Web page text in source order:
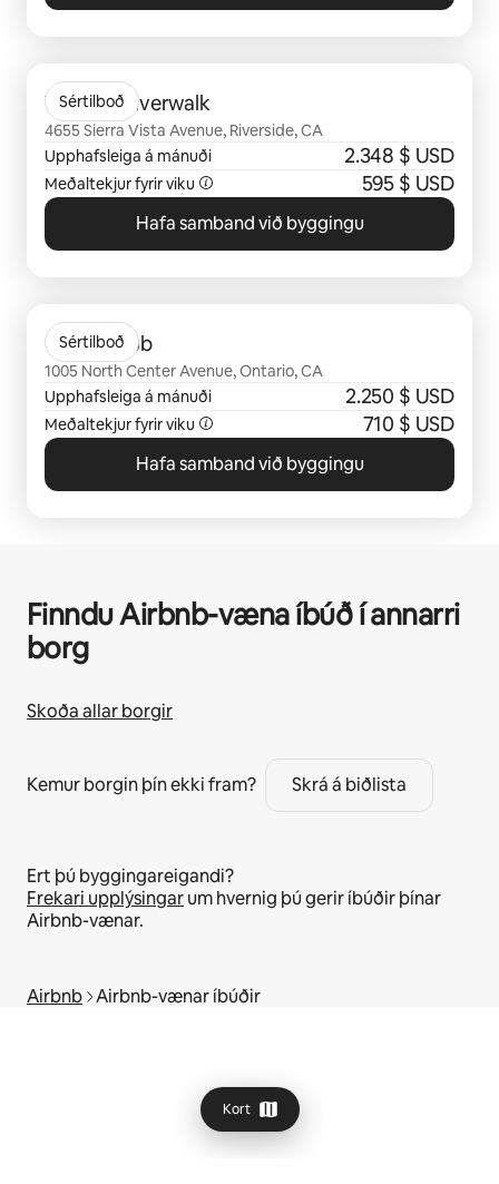
Sértilboð
Viano at Riverwalk
4655 Sierra Vista Avenue, Riverside, CA
Upphafsleiga á mánuði
2.348 $ USD
Meðaltekjur fyrir viku 595 $ USD
Hafa samband við byggingu
Sértilboð
Centre Club
1005 North Center Avenue, Ontario, CA
Upphafsleiga á mánuði
2.250 $ USD
Meðaltekjur fyrir viku 710 $ USD
Hafa samband við byggingu
Kort
Finndu Airbnb-væna íbúð í annarri
borg
Skoða allar borgir
Kemur borgin þín ekki fram? Skrá á biðlista
Ert þú byggingareigandi?
Frekari upplýsingarum hvernig þú gerir íbúðir þínar
Airbnb-vænar.
Airbnb Airbnb-vænar íbúðir